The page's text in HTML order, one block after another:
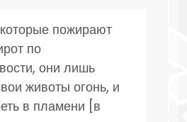
пожирают
по
они лишь
животы огонь, и
в пламени [в